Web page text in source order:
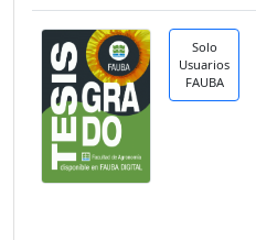
Solo
Usuarios
FAUBA